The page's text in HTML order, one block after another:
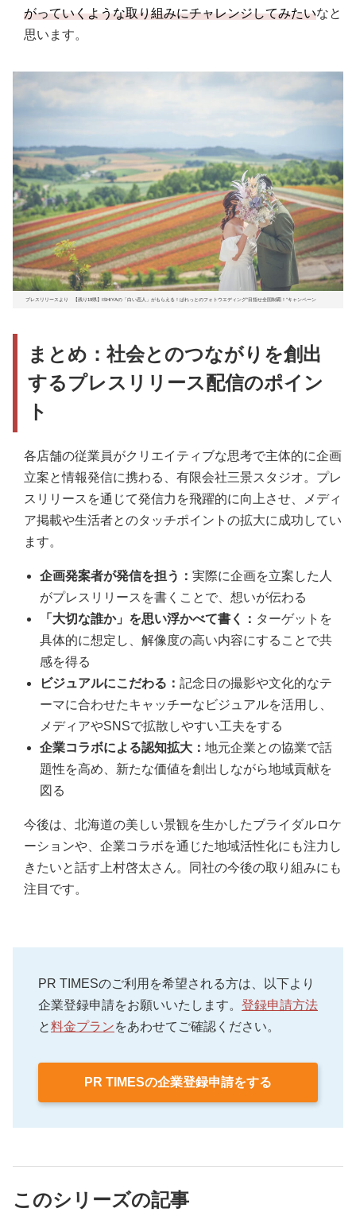
がっていくような取り組みにチャレンジしてみたいなと
思います。
プレスリリースより 【残り19県】ISHIYAの「白い恋人」がもらえる！ぱれっとのフォトウエディング”目指せ全国制覇！”キャンペーン
まとめ：社会とのつながりを創出
するプレスリリース配信のポイン
ト
各店舗の従業員がクリエイティブな思考で主体的に企画
立案と情報発信に携わる、有限会社三景スタジオ。プレ
スリリースを通じて発信力を飛躍的に向上させ、メディ
ア掲載や生活者とのタッチポイントの拡大に成功してい
ます。
企画発案者が発信を担う： 実際に企画を立案した人
がプレスリリースを書くことで、想いが伝わる
「大切な誰か」を思い浮かべて書く： ターゲットを
具体的に想定し、解像度の高い内容にすることで共
感を得る
ビジュアルにこだわる： 記念日の撮影や文化的なテ
ーマに合わせたキャッチーなビジュアルを活用し、
メディアやSNSで拡散しやすい工夫をする
企業コラボによる認知拡大： 地元企業との協業で話
題性を高め、新たな価値を創出しながら地域貢献を
図る
今後は、北海道の美しい景観を生かしたブライダルロケ
ーションや、企業コラボを通じた地域活性化にも注力し
きたいと話す上村啓太さん。同社の今後の取り組みにも
注目です。
PR TIMESのご利用を希望される方は、以下より
企業登録申請をお願いいたします。 登録申請方法
と料金プランをあわせてご確認ください。
PR TIMESの企業登録申請をする
このシリーズの記事